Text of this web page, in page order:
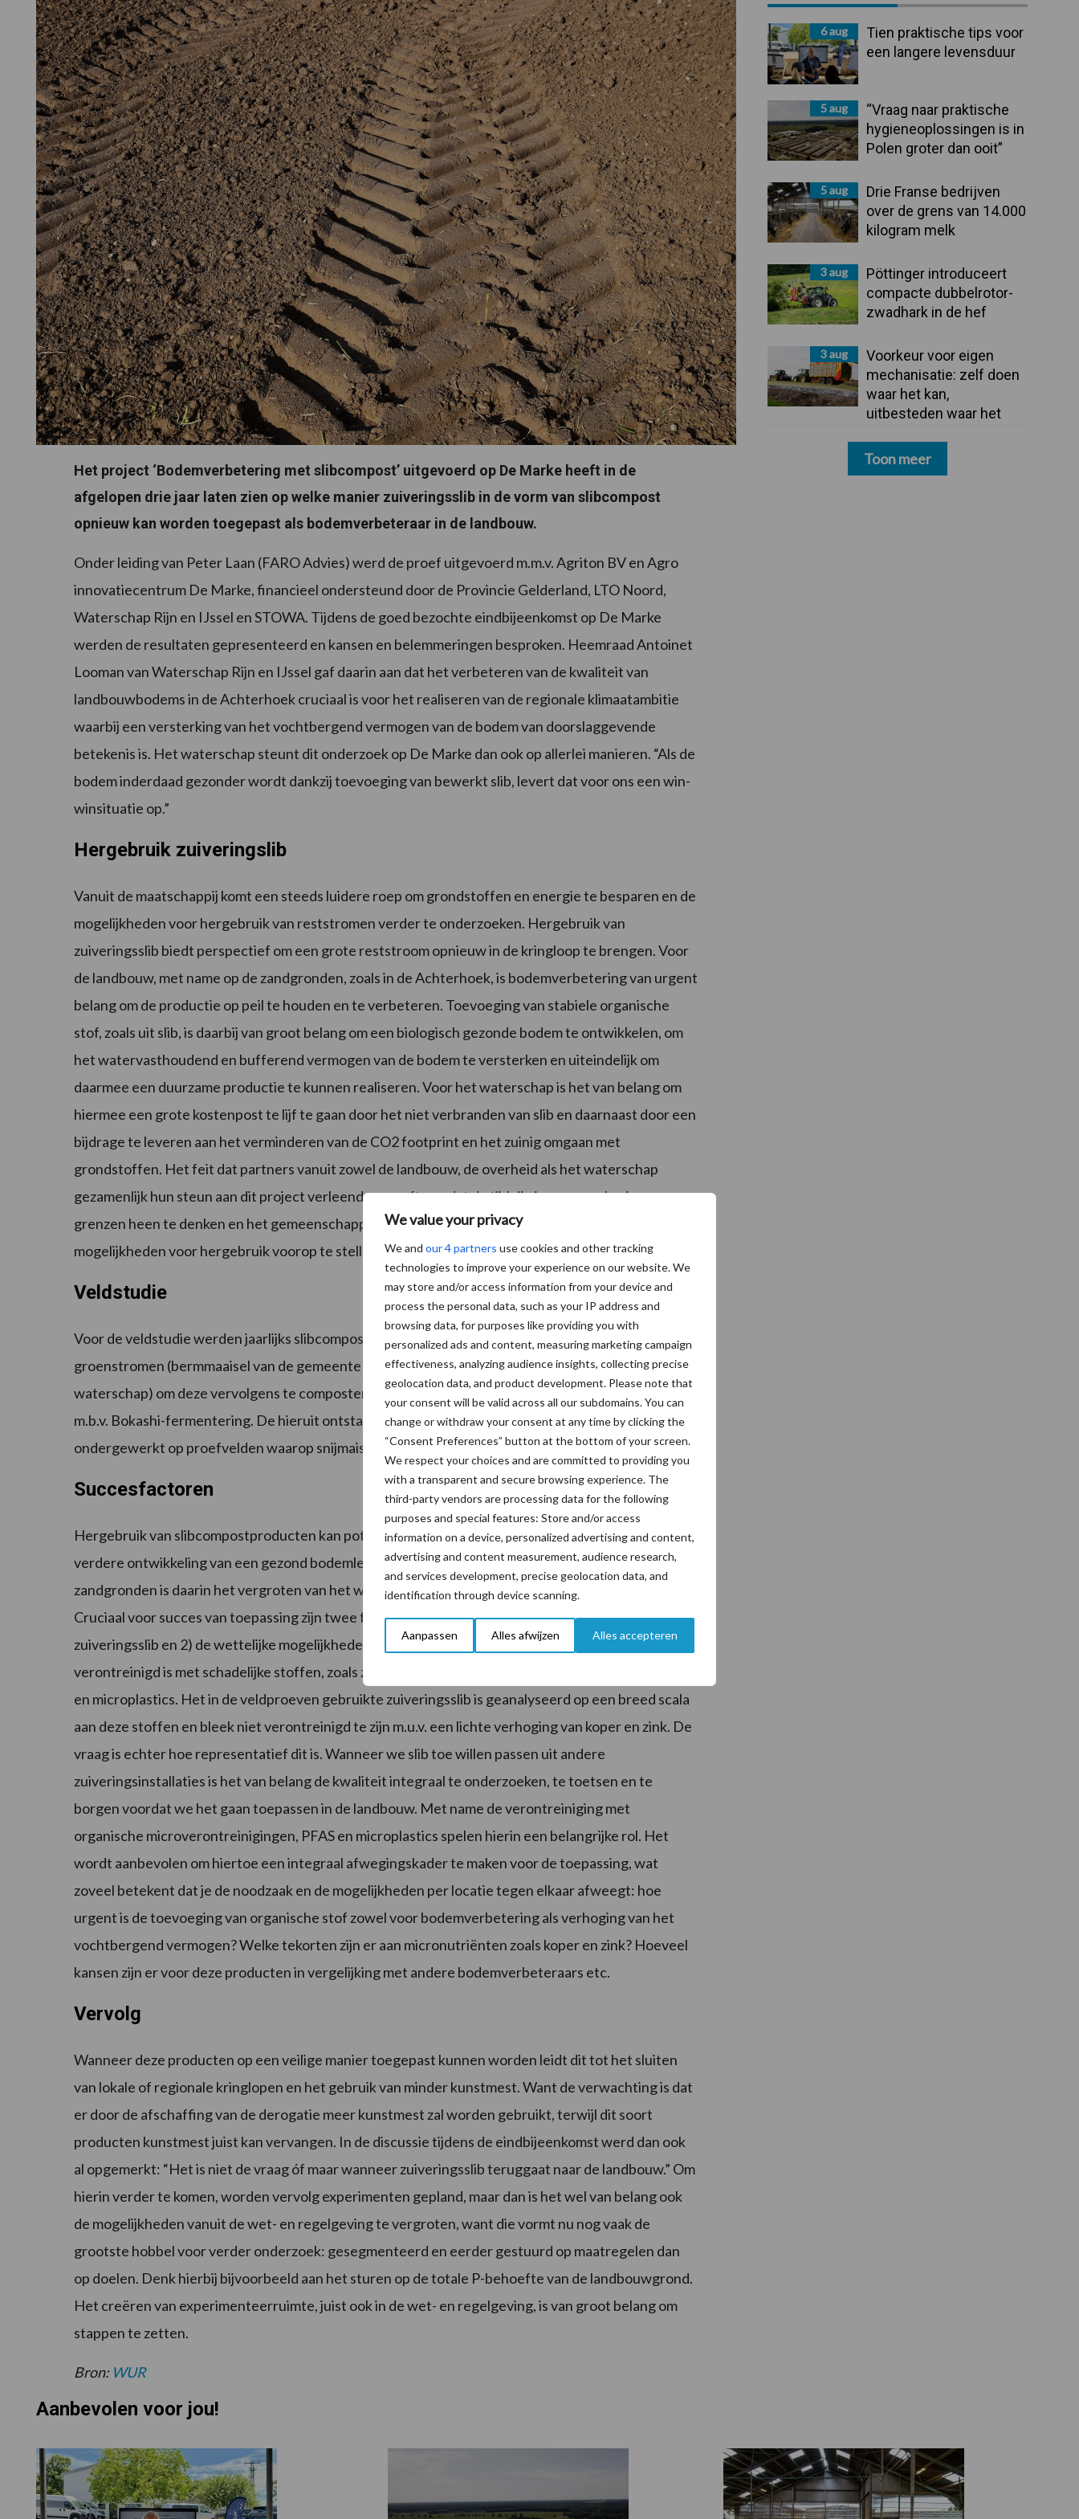
We value your privacy
We and our 4 partners use cookies and other tracking
technologies to improve your experience on our website. We
may store and/or access information from your device and
process the personal data, such as your IP address and
browsing data, for purposes like providing you with
personalized ads and content, measuring marketing campaign
effectiveness, analyzing audience insights, collecting precise
geolocation data, and product development. Please note that
your consent will be valid across all our subdomains. You can
change or withdraw your consent at any time by clicking the
“Consent Preferences” button at the bottom of your screen.
We respect your choices and are committed to providing you
with a transparent and secure browsing experience. The
third-party vendors are processing data for the following
purposes and special features: Store and/or access
information on a device, personalized advertising and content,
advertising and content measurement, audience research,
and services development, precise geolocation data, and
identification through device scanning.
Aanpassen Alles afwijzen Alles accepteren
Het project ‘Bodemverbetering met slibcompost’ uitgevoerd op De Marke heeft in de
afgelopen drie jaar laten zien op welke manier zuiveringsslib in de vorm van slibcompost
opnieuw kan worden toegepast als bodemverbeteraar in de landbouw.
Onder leiding van Peter Laan (FARO Advies) werd de proef uitgevoerd m.m.v. Agriton BV en Agro
innovatiecentrum De Marke, financieel ondersteund door de Provincie Gelderland, LTO Noord,
Waterschap Rijn en IJssel en STOWA. Tijdens de goed bezochte eindbijeenkomst op De Marke
werden de resultaten gepresenteerd en kansen en belemmeringen besproken. Heemraad Antoinet
Looman van Waterschap Rijn en IJssel gaf daarin aan dat het verbeteren van de kwaliteit van
landbouwbodems in de Achterhoek cruciaal is voor het realiseren van de regionale klimaatambitie
waarbij een versterking van het vochtbergend vermogen van de bodem van doorslaggevende
betekenis is. Het waterschap steunt dit onderzoek op De Marke dan ook op allerlei manieren. “Als de
bodem inderdaad gezonder wordt dankzij toevoeging van bewerkt slib, levert dat voor ons een win-
winsituatie op.”
Hergebruik zuiveringslib
Vanuit de maatschappij komt een steeds luidere roep om grondstoffen en energie te besparen en de
mogelijkheden voor hergebruik van reststromen verder te onderzoeken. Hergebruik van
zuiveringsslib biedt perspectief om een grote reststroom opnieuw in de kringloop te brengen. Voor
de landbouw, met name op de zandgronden, zoals in de Achterhoek, is bodemverbetering van urgent
belang om de productie op peil te houden en te verbeteren. Toevoeging van stabiele organische
stof, zoals uit slib, is daarbij van groot belang om een biologisch gezonde bodem te ontwikkelen, om
het watervasthoudend en bufferend vermogen van de bodem te versterken en uiteindelijk om
daarmee een duurzame productie te kunnen realiseren. Voor het waterschap is het van belang om
hiermee een grote kostenpost te lijf te gaan door het niet verbranden van slib en daarnaast door een
bijdrage te leveren aan het verminderen van de CO2 footprint en het zuinig omgaan met
grondstoffen. Het feit dat partners vanuit zowel de landbouw, de overheid als het waterschap
gezamenlijk hun steun aan dit project verleenden, geeft aan dat de tijd rijp is om over de eigen
grenzen heen te denken en het gemeenschappelijk belang van het onderzoeken van de
mogelijkheden voor hergebruik voorop te stellen.
Veldstudie
Voor de veldstudie werden jaarlijks slibcompostproducten bereid door zuiveringsslib te mengen met
groenstromen (bermmaaisel van de gemeente Bronckhorst, sloot- en taludmaaisel van het
waterschap) om deze vervolgens te composteren volgens de klassieke composteringsmethode en
m.b.v. Bokashi-fermentering. De hieruit ontstane gehygieniseerde slibcompostproducten werden
ondergewerkt op proefvelden waarop snijmais werd geteeld.
Succesfactoren
Hergebruik van slibcompostproducten kan potentieel en belangrijke bouwsteen vormen voor de
verdere ontwikkeling van een gezond bodemleven en een duurzaam bodembeheer. Op de
zandgronden is daarin het vergroten van het waterbergend vermogen van de bodem belangrijk.
Cruciaal voor succes van toepassing zijn twee factoren: 1) de kwaliteit van het gebruikte
zuiveringsslib en 2) de wettelijke mogelijkheden voor verdere toepassing. Het is bekend dat slib vaak
verontreinigd is met schadelijke stoffen, zoals zware metalen, organische microverontreinigingen
en microplastics. Het in de veldproeven gebruikte zuiveringsslib is geanalyseerd op een breed scala
aan deze stoffen en bleek niet verontreinigd te zijn m.u.v. een lichte verhoging van koper en zink. De
vraag is echter hoe representatief dit is. Wanneer we slib toe willen passen uit andere
zuiveringsinstallaties is het van belang de kwaliteit integraal te onderzoeken, te toetsen en te
borgen voordat we het gaan toepassen in de landbouw. Met name de verontreiniging met
organische microverontreinigingen, PFAS en microplastics spelen hierin een belangrijke rol. Het
wordt aanbevolen om hiertoe een integraal afwegingskader te maken voor de toepassing, wat
zoveel betekent dat je de noodzaak en de mogelijkheden per locatie tegen elkaar afweegt: hoe
urgent is de toevoeging van organische stof zowel voor bodemverbetering als verhoging van het
vochtbergend vermogen? Welke tekorten zijn er aan micronutriënten zoals koper en zink? Hoeveel
kansen zijn er voor deze producten in vergelijking met andere bodemverbeteraars etc.
Vervolg
Wanneer deze producten op een veilige manier toegepast kunnen worden leidt dit tot het sluiten
van lokale of regionale kringlopen en het gebruik van minder kunstmest. Want de verwachting is dat
er door de afschaffing van de derogatie meer kunstmest zal worden gebruikt, terwijl dit soort
producten kunstmest juist kan vervangen. In de discussie tijdens de eindbijeenkomst werd dan ook
al opgemerkt: “Het is niet de vraag óf maar wanneer zuiveringsslib teruggaat naar de landbouw.” Om
hierin verder te komen, worden vervolg experimenten gepland, maar dan is het wel van belang ook
de mogelijkheden vanuit de wet- en regelgeving te vergroten, want die vormt nu nog vaak de
grootste hobbel voor verder onderzoek: gesegmenteerd en eerder gestuurd op maatregelen dan
op doelen. Denk hierbij bijvoorbeeld aan het sturen op de totale P-behoefte van de landbouwgrond.
Het creëren van experimenteerruimte, juist ook in de wet- en regelgeving, is van groot belang om
stappen te zetten.
Bron: WUR
Sidebar6 aug
Tien praktische tips voor
een langere levensduur
5 aug
“Vraag naar praktische
hygieneoplossingen is in
Polen groter dan ooit”
5 aug
Drie Franse bedrijven
over de grens van 14.000
kilogram melk
3 aug
Pöttinger introduceert
compacte dubbelrotor-
zwadhark in de hef
3 aug
Voorkeur voor eigen
mechanisatie: zelf doen
waar het kan,
uitbesteden waar het
Toon meer
Aanbevolen voor jou!